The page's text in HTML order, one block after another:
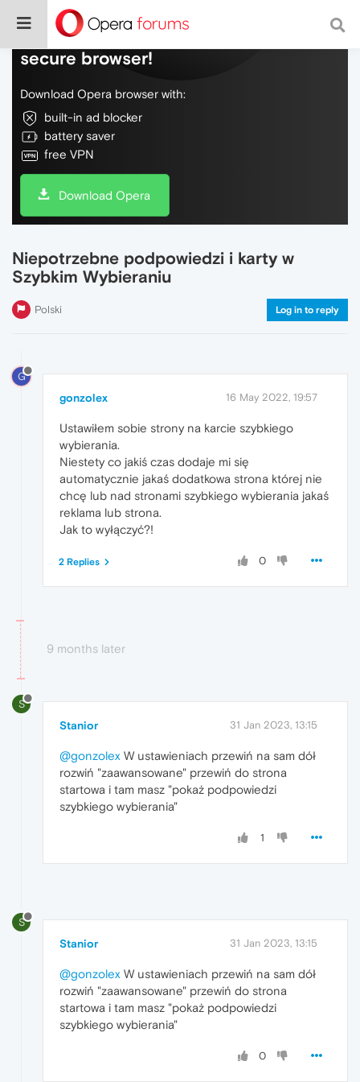
Do more on the web, with a fast and
secure browser!
Download Opera browser with:
built-in ad blocker
battery saver
free VPN
Download Opera
Niepotrzebne podpowiedzi i karty w
Szybkim Wybieraniu
Polski Log in to reply
G
gonzolex 16 May 2022, 19:57
Ustawiłem sobie strony na karcie szybkiego
wybierania.
Niestety co jakiś czas dodaje mi się
automatycznie jakaś dodatkowa strona której nie
chcę lub nad stronami szybkiego wybierania jakaś
reklama lub strona.
Jak to wyłączyć?!
0
2 Replies
9 months later
S
Stanior 31 Jan 2023, 13:15
@gonzolex W ustawieniach przewiń na sam dół
rozwiń "zaawansowane" przewiń do strona
startowa i tam masz "pokaż podpowiedzi
szybkiego wybierania"
1
S
Stanior 31 Jan 2023, 13:15
@gonzolex W ustawieniach przewiń na sam dół
rozwiń "zaawansowane" przewiń do strona
startowa i tam masz "pokaż podpowiedzi
szybkiego wybierania"
0